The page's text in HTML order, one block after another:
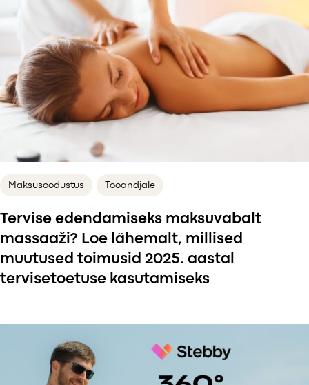
Maksusoodustus Tööandjale
Tervise edendamiseks maksuvabalt
massaaži? Loe lähemalt, millised
muutused toimusid 2025. aastal
tervisetoetuse kasutamiseks